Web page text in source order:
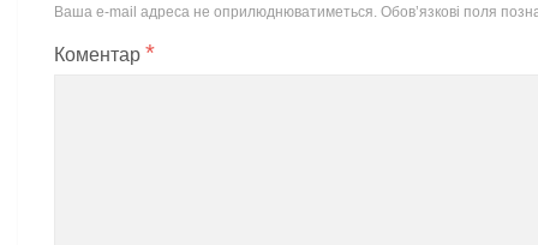
Ваша e-mail адреса не оприлюднюватиметься. Обов’язкові поля
Коментар *